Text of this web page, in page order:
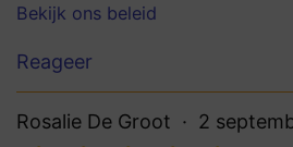
Bekijk ons beleid
Reageer
Rosalie De Groot 2